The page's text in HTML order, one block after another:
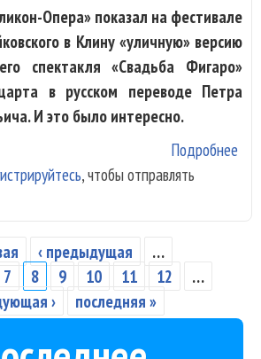
Опера» показал на фестивале
в Клину «уличную» версию
спектакля «Свадьба Фигаро»
в русском переводе Петра
И это было интересно.
Подробнее
, чтобы отправлять
‹ предыдущая
…
7 8 9 10 11 12
…
›
последняя »